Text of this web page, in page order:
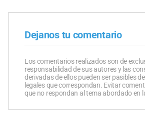
Dejanos tu comentario
Los comentarios realizados son de
responsabilidad de sus autores y las
derivadas de ellos pueden ser pasibles
legales que correspondan. Evitar
que no respondan al tema abordado en